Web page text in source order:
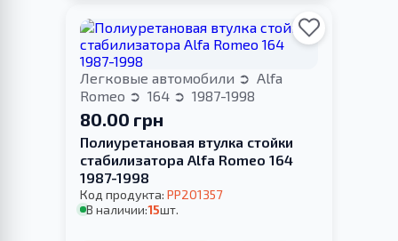
Легковые автомобили
Alfa
Romeo
164 1987-1998
80.00 грн
Полиуретановая втулка стойки
стабилизатора Alfa Romeo 164
1987-1998
Код продукта: PP201357
В наличии:15шт.